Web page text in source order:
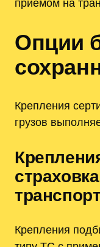
Опции
Крепления
грузов
Крепления